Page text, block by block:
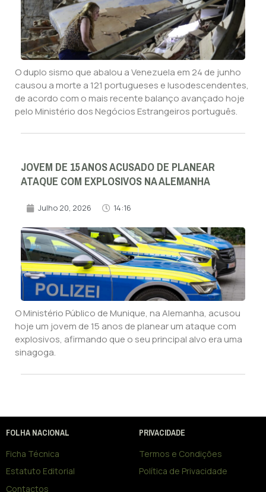
O duplo sismo que abalou a Venezuela em 24 de junho
causou a morte a 121 portugueses e lusodescendentes,
de acordo com o mais recente balanço avançado hoje
pelo Ministério dos Negócios Estrangeiros português.
JOVEM DE 15 ANOS ACUSADO DE PLANEAR
ATAQUE COM EXPLOSIVOS NA ALEMANHA
Julho 20, 2026 14:16
O Ministério Público de Munique, na Alemanha, acusou
hoje um jovem de 15 anos de planear um ataque com
explosivos, afirmando que o seu principal alvo era uma
sinagoga.
FOLHA NACIONAL
Ficha Técnica
Estatuto Editorial
Contactos
PRIVACIDADE
Termos e Condições
Política de Privacidade